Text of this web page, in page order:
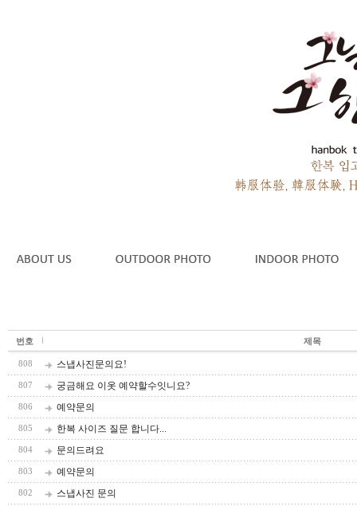
번호 제목
808 스냅사진문의요!
807 궁금해요 이옷 예약할수잇니요?
806 예약문의
805 한복 사이즈 질문 합니다...
804 문의드려요
803 예약문의
802 스냅사진 문의